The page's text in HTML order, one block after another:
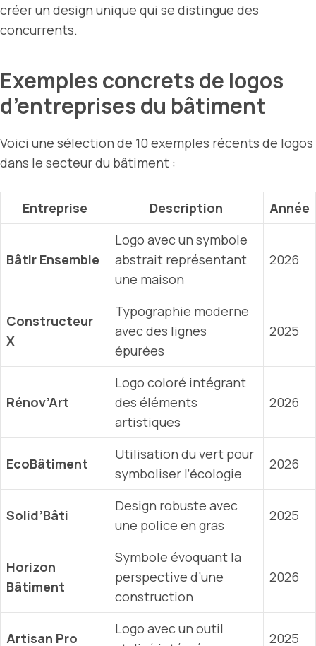
créer un design unique qui se distingue des
concurrents.
Exemples concrets de logos
d’entreprises du bâtiment
Voici une sélection de 10 exemples récents de logos
dans le secteur du bâtiment :
Entreprise Description Année
Bâtir Ensemble
Logo avec un symbole
abstrait représentant
une maison
2026
Constructeur
X
Typographie moderne
avec des lignes
épurées
2025
Rénov’Art
Logo coloré intégrant
des éléments
artistiques
2026
EcoBâtiment
Utilisation du vert pour
symboliser l’écologie
2026
Solid’Bâti
Design robuste avec
une police en gras
2025
Horizon
Bâtiment
Symbole évoquant la
perspective d’une
construction
2026
Artisan Pro
Logo avec un outil
2025